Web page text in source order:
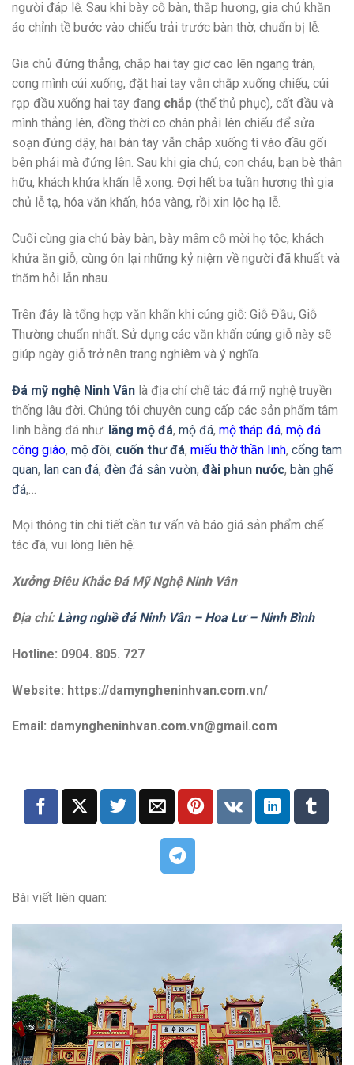
người đáp lễ. Sau khi bày cỗ bàn, thắp hương, gia chủ khăn
áo chỉnh tề bước vào chiếu trải trước bàn thờ, chuẩn bị lễ.
Gia chủ đứng thẳng, chắp hai tay giơ cao lên ngang trán,
cong mình cúi xuống, đặt hai tay vẫn chắp xuống chiếu, cúi
rạp đầu xuống hai tay đang chắp (thể thủ phục), cất đầu và
mình thẳng lên, đồng thời co chân phải lên chiếu để sửa
soạn đứng dậy, hai bàn tay vẫn chắp xuống tì vào đầu gối
bên phải mà đứng lên. Sau khi gia chủ, con cháu, bạn bè thân
hữu, khách khứa khấn lễ xong. Đợi hết ba tuần hương thì gia
chủ lễ tạ, hóa văn khấn, hóa vàng, rồi xin lộc hạ lễ.
Cuối cùng gia chủ bày bàn, bày mâm cỗ mời họ tộc, khách
khứa ăn giỗ, cùng ôn lại những kỷ niệm về người đã khuất và
thăm hỏi lẫn nhau.
Trên đây là tổng hợp văn khấn khi cúng giỗ: Giỗ Đầu, Giỗ
Thường chuẩn nhất. Sử dụng các văn khấn cúng giỗ này sẽ
giúp ngày giỗ trở nên trang nghiêm và ý nghĩa.
Đá mỹ nghệ Ninh Vân là địa chỉ chế tác đá mỹ nghệ truyền
thống lâu đời. Chúng tôi chuyên cung cấp các sản phẩm tâm
linh bằng đá như: lăng mộ đá, mộ đá, mộ tháp đá, mộ đá
công giáo, mộ đôi, cuốn thư đá, miếu thờ thần linh, cổng tam
quan, lan can đá, đèn đá sân vườn, đài phun nước, bàn ghế
đá,…
Mọi thông tin chi tiết cần tư vấn và báo giá sản phẩm chế
tác đá, vui lòng liên hệ:
Xưởng Điêu Khắc Đá Mỹ Nghệ Ninh Vân
Địa chỉ: Làng nghề đá Ninh Vân – Hoa Lư – Ninh Bình
Hotline: 0904. 805. 727
Website: https://damyngheninhvan.com.vn/
Email: damyngheninhvan.com.vn@gmail.com
Bài viết liên quan: